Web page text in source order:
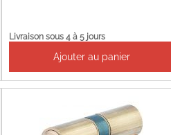
Livraison sous 4 à 5 jours
Ajouter au panier